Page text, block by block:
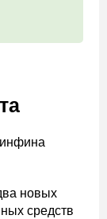
новых
средств